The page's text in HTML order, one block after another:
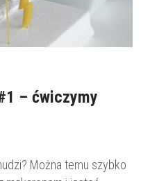
– ćwiczymy
Można temu szybko